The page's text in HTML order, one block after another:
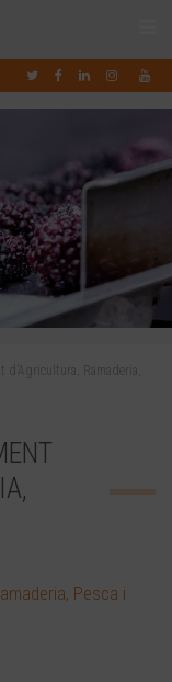
d’Agricultura, Ramaderia,
Pesca i